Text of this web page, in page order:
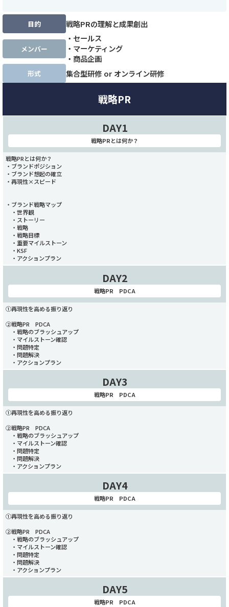
目的 戦略PRの理解と成果創出
メンバー
・セールス
・マーケティング
・商品企画
形式 集合型研修 or オンライン研修
戦略PR
DAY1
戦略PRとは何か？
戦略PRとは何か？
・ブランドポジション
・ブランド想起の確立
・再現性×スピード
・ブランド戦略マップ
・世界観
・ストーリー
・戦略
・戦略目標
・重要マイルストーン
・KSF
・アクションプラン
DAY2
戦略PR PDCA
①再現性を高める振り返り
②戦略PR PDCA
・戦略のブラッシュアップ
・マイルストーン確認
・問題特定
・問題解決
・アクションプラン
DAY3
戦略PR PDCA
①再現性を高める振り返り
②戦略PR PDCA
・戦略のブラッシュアップ
・マイルストーン確認
・問題特定
・問題解決
・アクションプラン
DAY4
戦略PR PDCA
①再現性を高める振り返り
②戦略PR PDCA
・戦略のブラッシュアップ
・マイルストーン確認
・問題特定
・問題解決
・アクションプラン
DAY5
戦略PR PDCA